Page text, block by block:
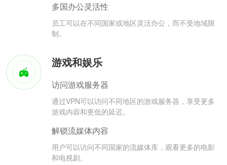
多国办公灵活性
员工可以在不同国家或地区灵活办公，而不受地域限
制。
游戏和娱乐
访问游戏服务器
通过VPN可以访问不同地区的游戏服务器，享受更多
游戏内容和更低的延迟。
解锁流媒体内容
用户可以访问不同国家的流媒体库，观看更多的电影
和电视剧。